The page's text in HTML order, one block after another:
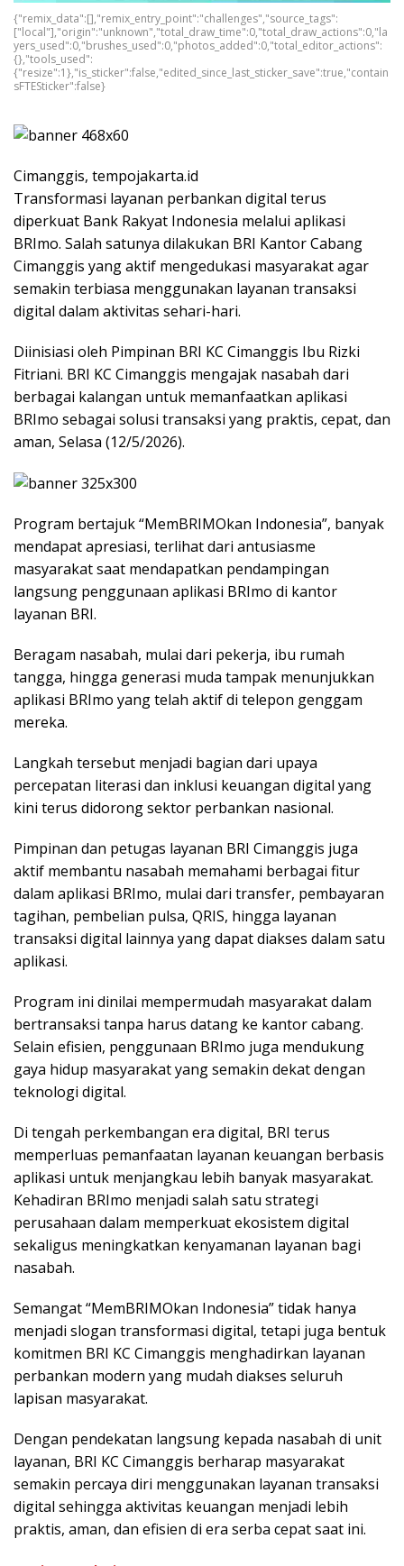
{"remix_data":[],"remix_entry_point":"challenges","source_tags":
["local"],"origin":"unknown","total_draw_time":0,"total_draw_actions":0,"la
yers_used":0,"brushes_used":0,"photos_added":0,"total_editor_actions":
{},"tools_used":
{"resize":1},"is_sticker":false,"edited_since_last_sticker_save":true,"contain
sFTESticker":false}
Cimanggis, tempojakarta.id
Transformasi layanan perbankan digital terus
diperkuat Bank Rakyat Indonesia melalui aplikasi
BRImo. Salah satunya dilakukan BRI Kantor Cabang
Cimanggis yang aktif mengedukasi masyarakat agar
semakin terbiasa menggunakan layanan transaksi
digital dalam aktivitas sehari-hari.
Diinisiasi oleh Pimpinan BRI KC Cimanggis Ibu Rizki
Fitriani. BRI KC Cimanggis mengajak nasabah dari
berbagai kalangan untuk memanfaatkan aplikasi
BRImo sebagai solusi transaksi yang praktis, cepat, dan
aman, Selasa (12/5/2026).
Program bertajuk “MemBRIMOkan Indonesia”, banyak
mendapat apresiasi, terlihat dari antusiasme
masyarakat saat mendapatkan pendampingan
langsung penggunaan aplikasi BRImo di kantor
layanan BRI.
Beragam nasabah, mulai dari pekerja, ibu rumah
tangga, hingga generasi muda tampak menunjukkan
aplikasi BRImo yang telah aktif di telepon genggam
mereka.
Langkah tersebut menjadi bagian dari upaya
percepatan literasi dan inklusi keuangan digital yang
kini terus didorong sektor perbankan nasional.
Pimpinan dan petugas layanan BRI Cimanggis juga
aktif membantu nasabah memahami berbagai fitur
dalam aplikasi BRImo, mulai dari transfer, pembayaran
tagihan, pembelian pulsa, QRIS, hingga layanan
transaksi digital lainnya yang dapat diakses dalam satu
aplikasi.
Program ini dinilai mempermudah masyarakat dalam
bertransaksi tanpa harus datang ke kantor cabang.
Selain efisien, penggunaan BRImo juga mendukung
gaya hidup masyarakat yang semakin dekat dengan
teknologi digital.
Di tengah perkembangan era digital, BRI terus
memperluas pemanfaatan layanan keuangan berbasis
aplikasi untuk menjangkau lebih banyak masyarakat.
Kehadiran BRImo menjadi salah satu strategi
perusahaan dalam memperkuat ekosistem digital
sekaligus meningkatkan kenyamanan layanan bagi
nasabah.
Semangat “MemBRIMOkan Indonesia” tidak hanya
menjadi slogan transformasi digital, tetapi juga bentuk
komitmen BRI KC Cimanggis menghadirkan layanan
perbankan modern yang mudah diakses seluruh
lapisan masyarakat.
Dengan pendekatan langsung kepada nasabah di unit
layanan, BRI KC Cimanggis berharap masyarakat
semakin percaya diri menggunakan layanan transaksi
digital sehingga aktivitas keuangan menjadi lebih
praktis, aman, dan efisien di era serba cepat saat ini.